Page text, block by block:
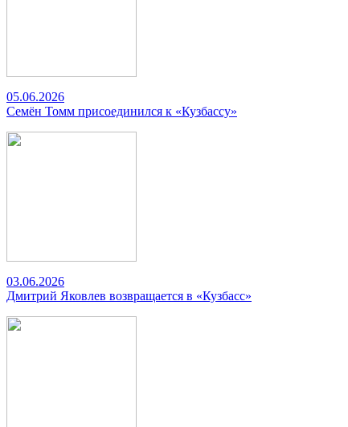
05.06.2026
Семён Томм присоединился к «Кузбассу»
03.06.2026
Дмитрий Яковлев возвращается в «Кузбасс»